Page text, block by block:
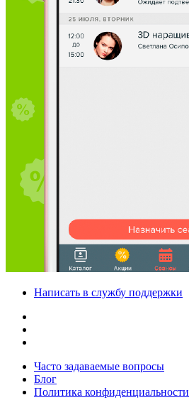
Написать в службу поддержки
Часто задаваемые вопросы
Блог
Политика конфиденциальности